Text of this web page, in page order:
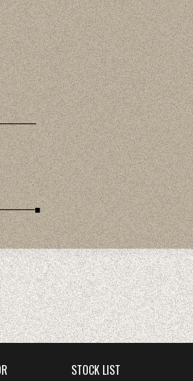
STOCK LIST